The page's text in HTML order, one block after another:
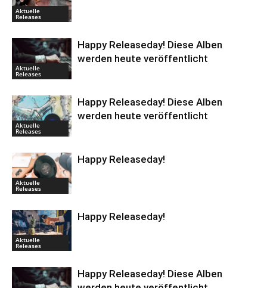
Aktuelle
Releases
Aktuelle
Releases
Happy Releaseday! Diese Alben
werden heute veröffentlicht
Aktuelle
Releases
Happy Releaseday! Diese Alben
werden heute veröffentlicht
Aktuelle
Releases
Happy Releaseday!
Aktuelle
Releases
Happy Releaseday!
Happy Releaseday! Diese Alben